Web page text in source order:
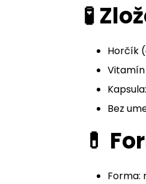
🧪
Horčík
Bez
💊
Forma: